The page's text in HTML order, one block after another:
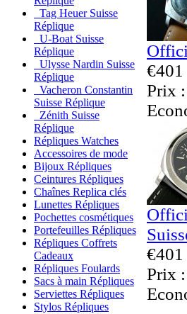
Tag Heuer Suisse
Réplique
U-Boat Suisse
Réplique
Ulysse Nardin Suisse
Réplique
Vacheron Constantin
Suisse Réplique
Zénith Suisse
Réplique
Répliques Watches
Accessoires de mode
Bijoux Répliques
Ceintures Répliques
Chaînes Replica clés
Lunettes Répliques
Pochettes cosmétiques
Portefeuilles Répliques
Répliques Coffrets
Cadeaux
Répliques Foulards
Sacs à main Répliques
Serviettes Répliques
Stylos Répliques
€401
Prix
€401
Prix